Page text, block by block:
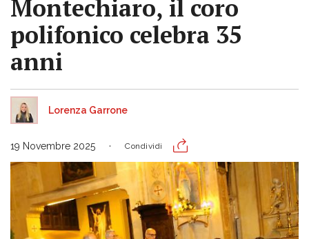
Montechiaro, il coro
polifonico celebra 35
anni
Lorenza Garrone
19 Novembre 2025 Condividi